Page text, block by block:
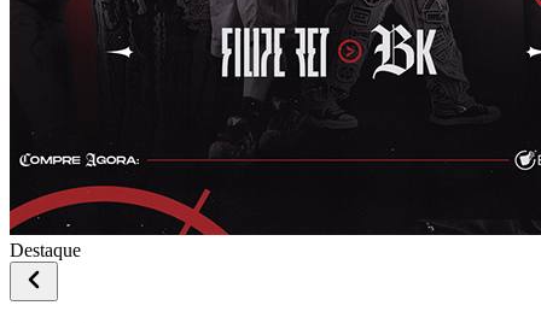
Destaque